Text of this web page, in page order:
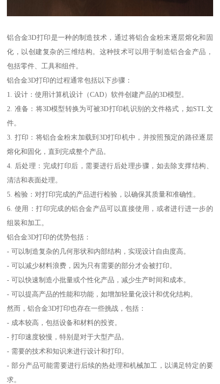
铝合金3D打印是一种的制造技术，通过将铝合金粉末逐层熔化和固
化，以创建复杂的三维结构。这种技术可以用于制造铝合金产品，
包括零件、工具和组件。
铝合金3D打印的过程通常包括以下步骤：
1. 设计：使用计算机设计（CAD）软件创建产品的3D模型。
2. 准备：将3D模型转换为可被3D打印机识别的文件格式，如STL文
件。
3. 打印：将铝合金粉末加载到3D打印机中，并按照预定的路径逐层
熔化和固化，直到完成整个产品。
4. 后处理：完成打印后，需要进行后处理步骤，如去除支撑结构、
清洁和表面处理。
5. 检验：对打印完成的产品进行检验，以确保其质量和准确性。
6. 使用：打印完成的铝合金产品可以直接使用，或者进行进一步的
组装和加工。
铝合金3D打印的优势包括：
- 可以制造复杂的几何形状和内部结构，实现设计自由度高。
- 可以减少材料浪费，因为只有需要的部分才会被打印。
- 可以快速制造小批量或个性化产品，减少生产时间和成本。
- 可以提高产品的性能和功能，如增加轻量化设计和优化结构。
然而，铝合金3D打印也存在一些挑战，包括：
- 成本较高，包括设备和材料的投资。
- 打印速度较慢，特别是对于大型产品。
- 需要的技术和知识来进行设计和打印。
- 部分产品可能需要进行后续的热处理和机械加工，以满足特定的要
求。